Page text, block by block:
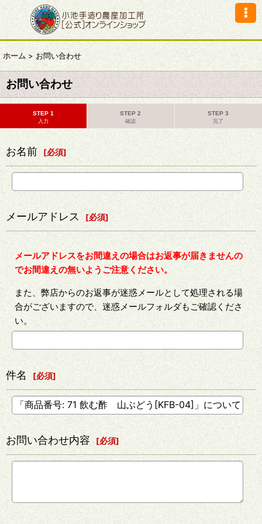
ホーム > お問い合わせ
お問い合わせ
STEP 1
入力
STEP 2
確認
STEP 3
完了
お名前 [必須]
メールアドレス [必須]
メールアドレスをお間違えの場合はお返事が届きませんの
でお間違えの無いようご注意ください。
また、弊店からのお返事が迷惑メールとして処理される場
合がございますので、迷惑メールフォルダもご確認くださ
い。
件名 [必須]
お問い合わせ内容 [必須]